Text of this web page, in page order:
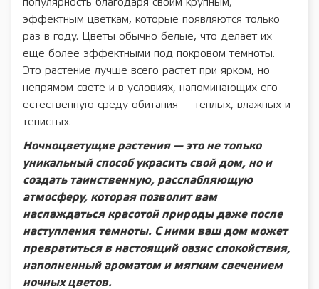
популярность благодаря своим крупным,
эффектным цветкам, которые появляются только
раз в году. Цветы обычно белые, что делает их
еще более эффектными под покровом темноты.
Это растение лучше всего растет при ярком, но
непрямом свете и в условиях, напоминающих его
естественную среду обитания — теплых, влажных и
тенистых.
Ночноцветущие растения — это не только
уникальный способ украсить свой дом, но и
создать таинственную, расслабляющую
атмосферу, которая позволит вам
наслаждаться красотой природы даже после
наступления темноты. С ними ваш дом может
превратиться в настоящий оазис спокойствия,
наполненный ароматом и мягким свечением
ночных цветов.